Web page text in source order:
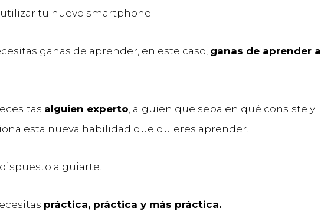
tu nuevo smartphone.
ganas de aprender, en este caso, ganas de aprender a
alguien experto, alguien que sepa en qué consiste y
esta nueva habilidad que quieres aprender.
a guiarte.
práctica, práctica y más práctica.